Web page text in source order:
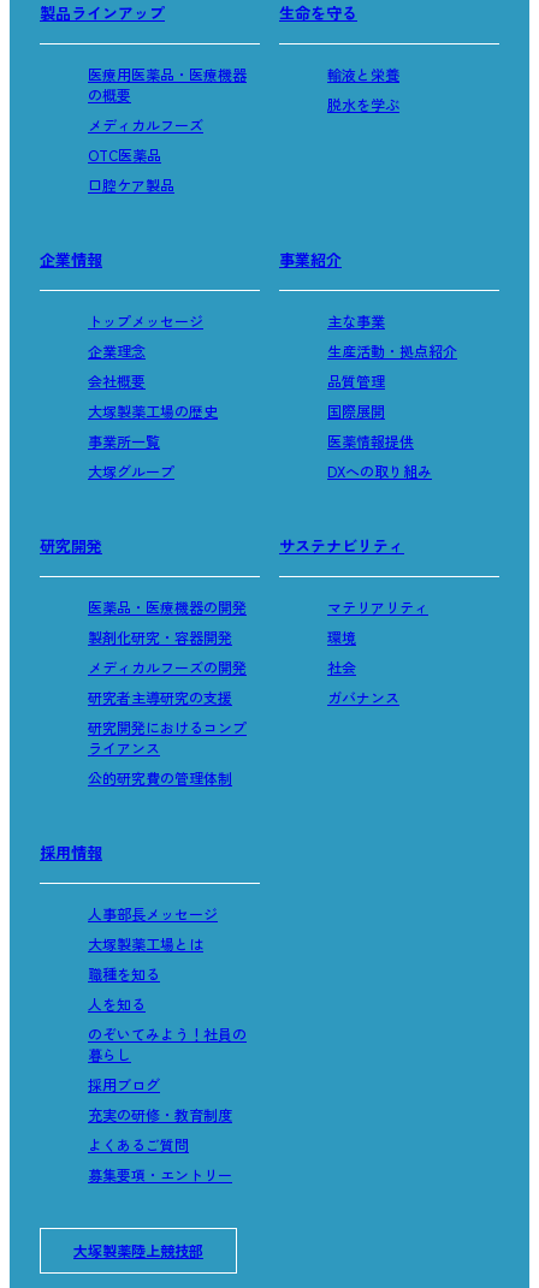
製品ラインアップ
医療用医薬品・医療機器
の概要
メディカルフーズ
OTC医薬品
口腔ケア製品
生命を守る
輸液と栄養
脱水を学ぶ
企業情報
トップメッセージ
企業理念
会社概要
大塚製薬工場の歴史
事業所一覧
大塚グループ
事業紹介
主な事業
生産活動・拠点紹介
品質管理
国際展開
医薬情報提供
DXへの取り組み
研究開発
医薬品・医療機器の開発
製剤化研究・容器開発
メディカルフーズの開発
研究者主導研究の支援
研究開発におけるコンプ
ライアンス
公的研究費の管理体制
サステナビリティ
マテリアリティ
環境
社会
ガバナンス
採用情報
人事部長メッセージ
大塚製薬工場とは
職種を知る
人を知る
のぞいてみよう！社員の
暮らし
採用ブログ
充実の研修・教育制度
よくあるご質問
募集要項・エントリー
大塚製薬陸上競技部